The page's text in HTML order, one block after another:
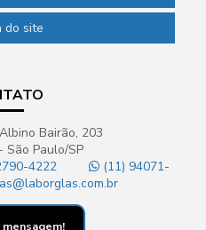
do site
Bairão, 203
São Paulo/SP
4222
(11) 94071-
mensagem!